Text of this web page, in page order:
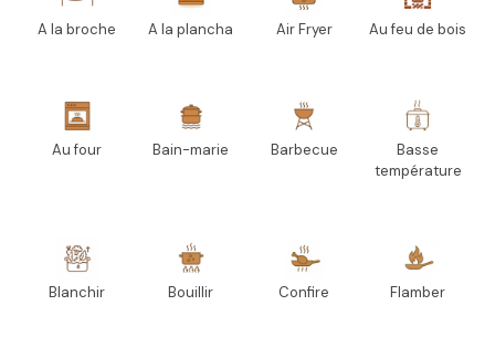
A la broche A la plancha Air Fryer Au feu de bois
Au four Bain-marie Barbecue
Basse
température
Blanchir Bouillir Confire Flamber